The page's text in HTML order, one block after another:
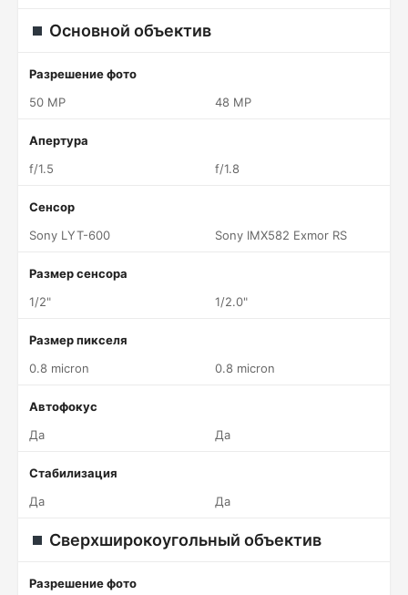
Основной объектив
Разрешение фото
50 MP
48 MP
Апертура
f/1.5
f/1.8
Сенсор
Sony LYT-600
Sony IMX582 Exmor RS
Размер сенсора
1/2"
1/2.0"
Размер пикселя
0.8 micron
0.8 micron
Автофокус
Да
Да
Стабилизация
Да
Да
Сверхширокоугольный объектив
Разрешение фото